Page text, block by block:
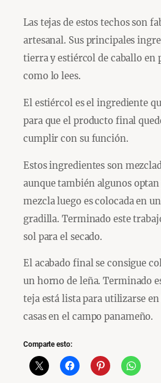
Las tejas de estos techos son
artesanal. Sus principales
tierra y estiércol de caballo en
como lo lees.
El estiércol es el ingrediente
para que el producto final
cumplir con su función.
Estos ingredientes son
aunque también algunos
mezcla luego es colocada en
gradilla. Terminado este
sol para el secado.
El acabado final se consigue
un horno de leña. Terminado
teja está lista para utilizarse en
casas en el campo panameño.
Comparte esto: